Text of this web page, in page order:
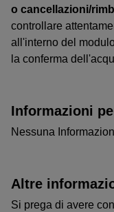
o cancellazioni/
controllare
all'interno del
la conferma
Informazioni
Nessuna
Altre
Si prega di avere